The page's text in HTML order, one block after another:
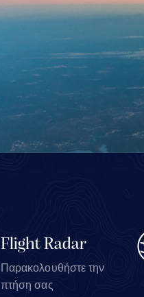
Flight Radar
Παρακολουθήστε την
πτήση σας